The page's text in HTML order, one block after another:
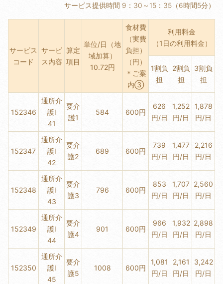
サービス提供時間 9：30～15：35（6時間5分）
サービス
コード
サービ
ス内容
算定
項目
単位/日（地
域加算）
10.72円
食材費
（実費
負担）
（円）
＊ご案
内③
利用料金
（1日の利用料金）
1割負
担
2割負
担
3割負
担
152346
通所介
護Ⅰ
41
要介
護1
584 600円
626
円/日
1,252
円/日
1,878
円/日
152347
通所介
護Ⅰ
42
要介
護2
689 600円
739
円/日
1,477
円/日
2,216
円/日
152348
通所介
護Ⅰ
43
要介
護3
796 600円
853
円/日
1,707
円/日
2,560
円/日
152349
通所介
護Ⅰ
44
要介
護4
901 600円
966
円/日
1,932
円/日
2,898
円/日
152350
通所介
護Ⅰ
45
要介
護5
1008 600円
1,081
円/日
2,161
円/日
3,242
円/日